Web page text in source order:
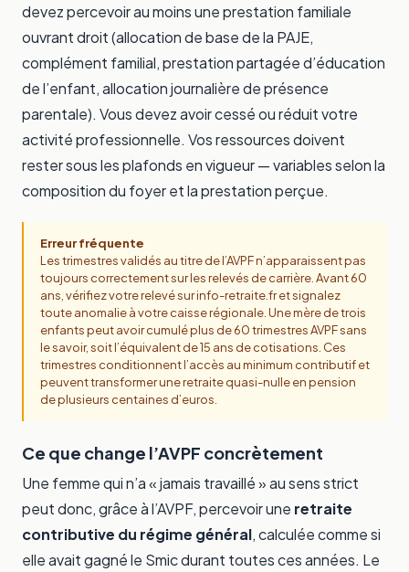
devez percevoir au moins une prestation familiale
ouvrant droit (allocation de base de la PAJE,
complément familial, prestation partagée d’éducation
de l’enfant, allocation journalière de présence
parentale). Vous devez avoir cessé ou réduit votre
activité professionnelle. Vos ressources doivent
rester sous les plafonds en vigueur — variables selon la
composition du foyer et la prestation perçue.
Erreur fréquente
Les trimestres validés au titre de l’AVPF n’apparaissent pas
toujours correctement sur les relevés de carrière. Avant 60
ans, vérifiez votre relevé sur info-retraite.fr et signalez
toute anomalie à votre caisse régionale. Une mère de trois
enfants peut avoir cumulé plus de 60 trimestres AVPF sans
le savoir, soit l’équivalent de 15 ans de cotisations. Ces
trimestres conditionnent l’accès au minimum contributif et
peuvent transformer une retraite quasi-nulle en pension
de plusieurs centaines d’euros.
Ce que change l’AVPF concrètement
Une femme qui n’a « jamais travaillé » au sens strict
peut donc, grâce à l’AVPF, percevoir une retraite
contributive du régime général, calculée comme si
elle avait gagné le Smic durant toutes ces années. Le